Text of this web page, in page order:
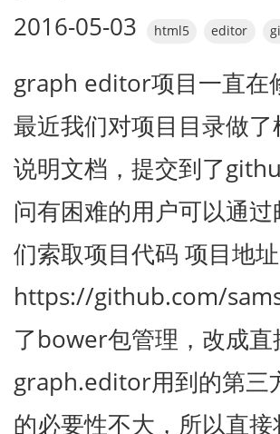
2016-05-03 html5 editor
graph editor项目一直在
最近我们对项目目录做
说明文档，提交到了
问有困难的用户可以通
们索取项目代码 项目地址
https://github.com/
了bower包管理，改成
graph.editor用到的第三
的必要性不大，所以直